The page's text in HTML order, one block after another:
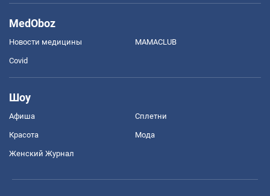
MedOboz
Новости медицины MAMACLUB
Covid
Шоу
Афиша Сплетни
Красота Мода
Женский Журнал